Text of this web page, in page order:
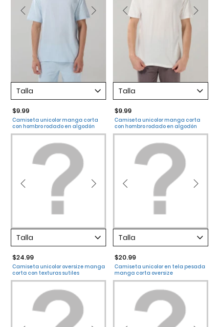
Talla
$9.99
Camiseta unicolor manga corta
con hombro rodado en algodón
Talla
$9.99
Camiseta unicolor manga corta
con hombro rodado en algodón
Talla
$24.99
Camiseta unicolor oversize manga
corta con texturas sutiles
Talla
$20.99
Camiseta unicolor en tela pesada
manga corta oversize